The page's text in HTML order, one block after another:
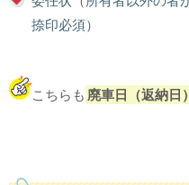
捺印必須）
こちらも 廃車日（返納日